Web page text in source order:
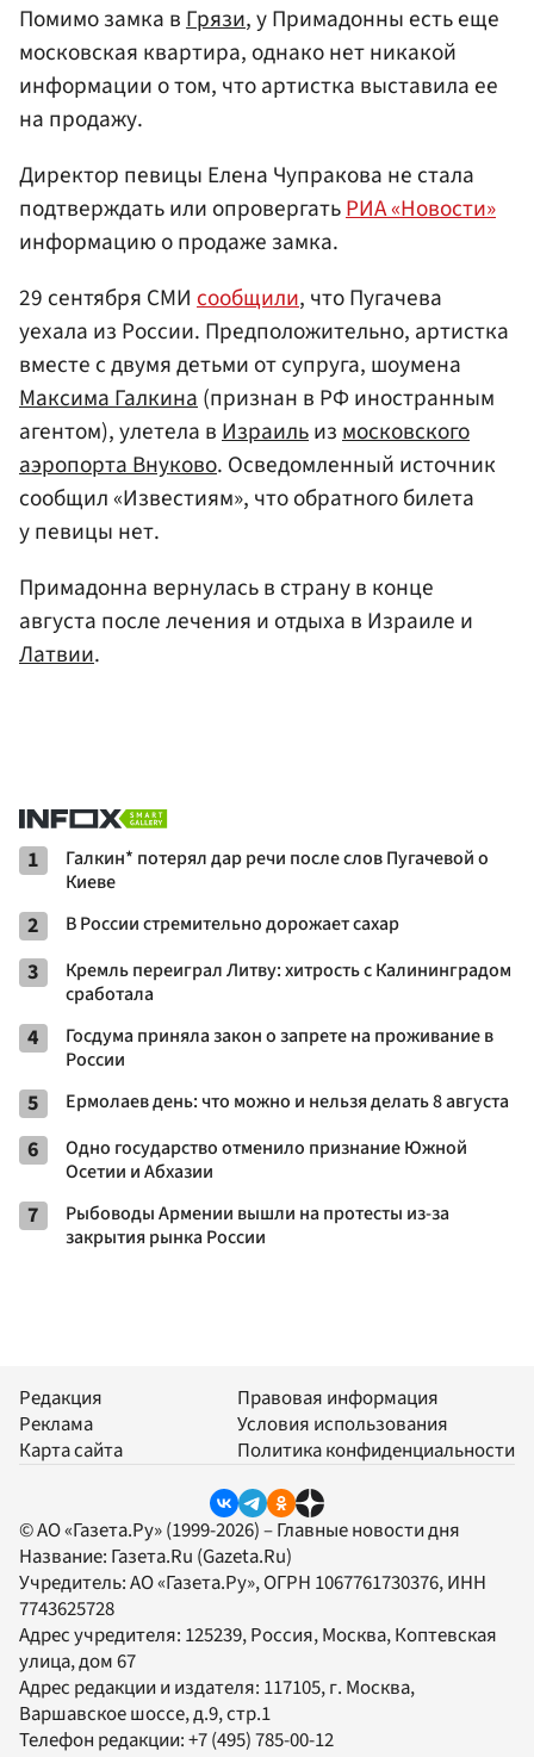
Помимо замка в Грязи, у Примадонны есть еще
московская квартира, однако нет никакой
информации о том, что артистка выставила ее
на продажу.
Директор певицы Елена Чупракова не стала
подтверждать или опровергатьРИА «Новости»
информацию о продаже замка.
29 сентября СМИ сообщили, что Пугачева
уехала из России. Предположительно, артистка
вместе с двумя детьми от супруга, шоумена
Максима Галкина(признан в РФ иностранным
агентом), улетела вИзраильизмосковского
аэропорта Внуково. Осведомленный источник
сообщил «Известиям», что обратного билета
у певицы нет.
Примадонна вернулась в страну в конце
августа после лечения и отдыха в Израиле и
Латвии.
1
Галкин* потерял дар речи после слов Пугачевой о
Киеве
2 В России стремительно дорожает сахар
3
Кремль переиграл Литву: хитрость с Калининградом
сработала
4
Госдума приняла закон о запрете на проживание в
России
5 Ермолаев день: что можно и нельзя делать 8 августа
6
Одно государство отменило признание Южной
Осетии и Абхазии
7
Рыбоводы Армении вышли на протесты из-за
закрытия рынка России
Редакция
Реклама
Карта сайта
Правовая информация
Условия использования
Политика конфиденциальности
© АО «Газета.Ру» (1999-2026) – Главные новости дня
Название: Газета.Ru (Gazeta.Ru)
Учредитель:АО «Газета.Ру», ОГРН 1067761730376, ИНН
7743625728
Адрес учредителя: 125239, Россия, Москва, Коптевская
улица, дом 67
Адрес редакции и издателя: 117105, г. Москва,
Варшавское шоссе, д.9, стр.1
Телефон редакции:+7 (495) 785-00-12